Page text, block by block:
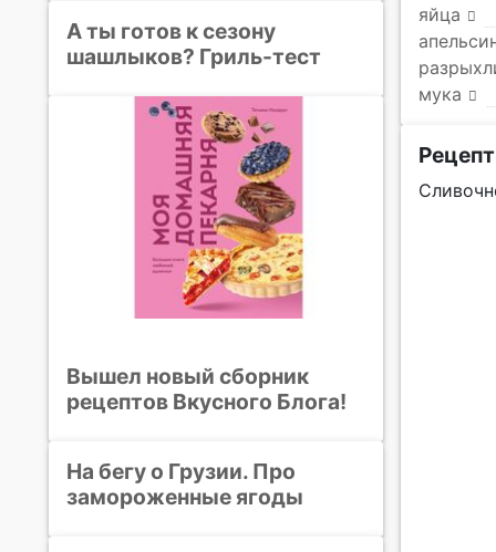
яйца
мука
А ты готов к сезону
шашлыков? Гриль-тест
Вышел новый сборник
рецептов Вкусного Блога!
На бегу о Грузии. Про
замороженные ягоды